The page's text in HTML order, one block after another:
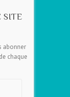
SITE
abonner
chaque